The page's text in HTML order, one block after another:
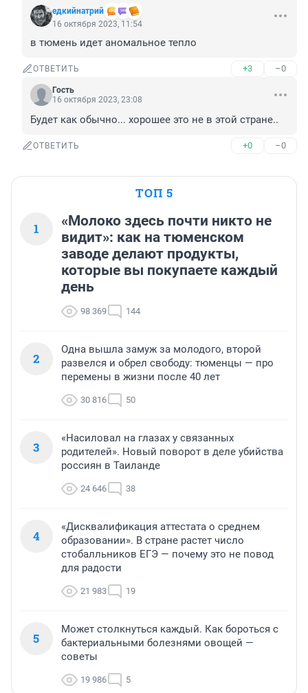
едкийнатрий
16 октября 2023, 11:54
в тюмень идет аномальное тепло
ОТВЕТИТЬ +3 –0
Гость
16 октября 2023, 23:08
Будет как обычно... хорошее это не в этой стране..
ОТВЕТИТЬ +0 –0
ТОП 5
1
«Молоко здесь почти никто не
видит»: как на тюменском
заводе делают продукты,
которые вы покупаете каждый
день
98 369 144
2
Одна вышла замуж за молодого, второй
развелся и обрел свободу: тюменцы — про
перемены в жизни после 40 лет
30 816 50
3
«Насиловал на глазах у связанных
родителей». Новый поворот в деле убийства
россиян в Таиланде
24 646 38
4
«Дисквалификация аттестата о среднем
образовании». В стране растет число
стобалльников ЕГЭ — почему это не повод
для радости
21 983 19
5
Может столкнуться каждый. Как бороться с
бактериальными болезнями овощей —
советы
19 986 5